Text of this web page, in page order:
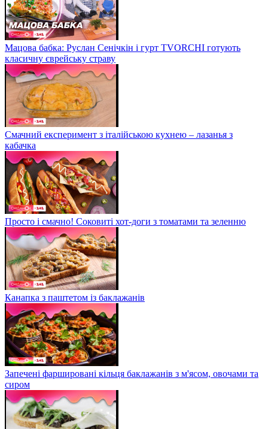
Мацова бабка: Руслан Сенічкін і гурт TVORCHI готують
класичну єврейську страву
Смачний експеримент з італійською кухнею – лазанья з
кабачка
Просто і смачно! Соковиті хот-доги з томатами та зеленню
Канапка з паштетом із баклажанів
Запечені фаршировані кільця баклажанів з м'ясом, овочами та
сиром